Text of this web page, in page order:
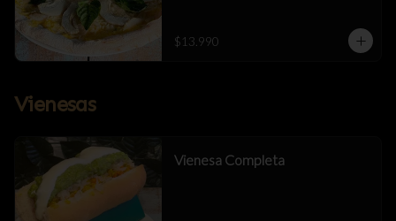
$13.990
Vienesas
Vienesa Completa